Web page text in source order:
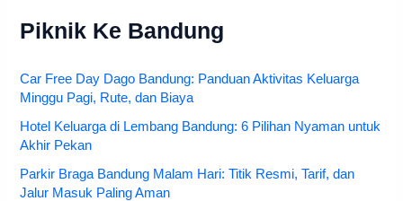
Piknik Ke Bandung
Car Free Day Dago Bandung: Panduan Aktivitas Keluarga
Minggu Pagi, Rute, dan Biaya
Hotel Keluarga di Lembang Bandung: 6 Pilihan Nyaman untuk
Akhir Pekan
Parkir Braga Bandung Malam Hari: Titik Resmi, Tarif, dan
Jalur Masuk Paling Aman